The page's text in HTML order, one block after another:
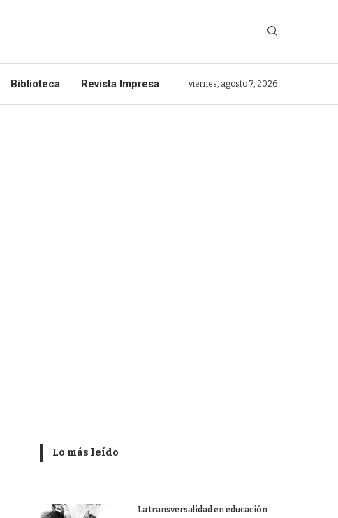
Biblioteca Revista Impresa viernes, agosto 7, 2026
Lo más leído
La transversalidad en educación